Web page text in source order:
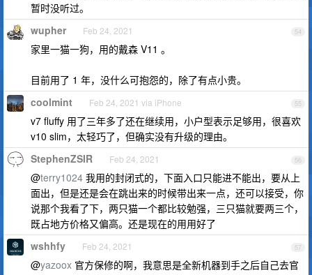
暂时没听过。
54
wupher Feb 24, 2021
家里一猫一狗，用的戴森 V11 。
目前用了 1 年，没什么可抱怨的，除了有点小贵。
55
coolmint Feb 24, 2021 via iPhone
v7 fluffy 用了三年多了还在继续用，小户型表示足够用，很喜欢
v10 slim，太轻巧了，但确实没有升级的理由。
56
StephenZSIR Feb 24, 2021
@terry1024 我用的封闭式的，下面入口只能进不能出，要从上
面出，但是还是会在跳出来的时候带出来一点，还可以接受，你
说那个我看了下，两只猫一个都比较勉强，三只猫就要两三个，
既占地方价格又偏高。还是现在的用用好了
57
wshhfy Feb 24, 2021
@yazoox 官方保修的啊，我意思是全新机器到手之后自己去官